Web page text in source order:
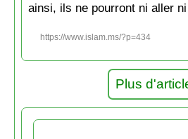
ainsi, ils ne pourront ni aller
https://www.islam.ms/?p=434
Plus